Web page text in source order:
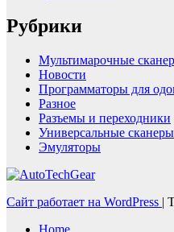
Рубрики
Мультимарочные
Новости
Программаторы для
Разное
Разъемы и переходники
Универсальные сканеры
Эмуляторы
Сайт работает на WordPress |